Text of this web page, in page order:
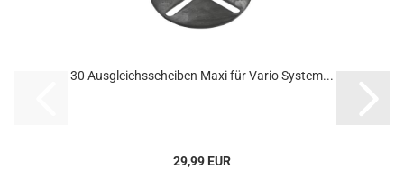
30 Ausgleichsscheiben Maxi für Vario System...
29,99 EUR